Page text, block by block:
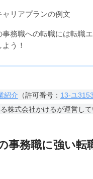
ャリアプランの例文
事務職への転職には転職
う！
紹介 （許可番号： 13-ユ
株式会社かけるが運営して
事務職に強い転